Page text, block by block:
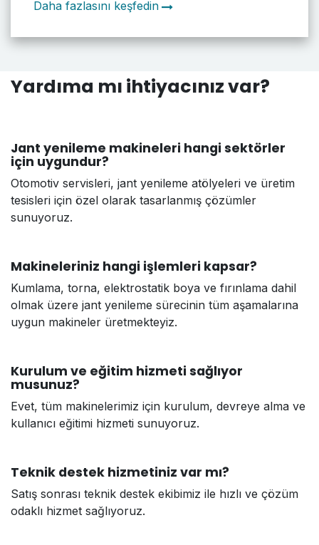
Daha fazlasını keşfedin
Yardıma mı ihtiyacınız var?
Jant yenileme makineleri hangi sektörler
için uygundur?
Otomotiv servisleri, jant yenileme atölyeleri ve üretim
tesisleri için özel olarak tasarlanmış çözümler
sunuyoruz.
Makineleriniz hangi işlemleri kapsar?
Kumlama, torna, elektrostatik boya ve fırınlama dahil
olmak üzere jant yenileme sürecinin tüm aşamalarına
uygun makineler üretmekteyiz.
Kurulum ve eğitim hizmeti sağlıyor
musunuz?
Evet, tüm makinelerimiz için kurulum, devreye alma ve
kullanıcı eğitimi hizmeti sunuyoruz.
Teknik destek hizmetiniz var mı?
Satış sonrası teknik destek ekibimiz ile hızlı ve çözüm
odaklı hizmet sağlıyoruz.